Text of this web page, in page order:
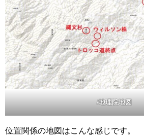
/地理院地図
位置関係の地図はこんな感じです。